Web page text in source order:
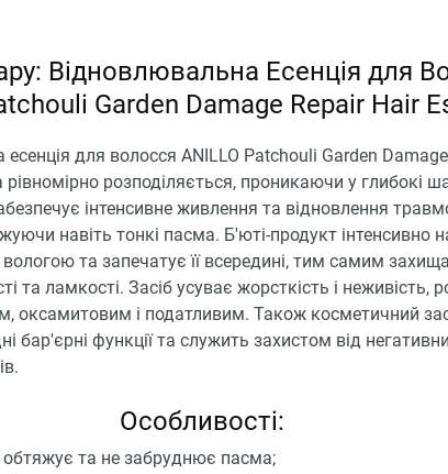
Відновлювальна Есенція для
Garden Damage Repair Hair
для волосся ANILLO Patchouli Garden
рівномірно розподіляється, проникаючи у глибокі
інтенсивне живлення та відновлення
навіть тонкі пасма. Б'юті-продукт інтенсивно
та запечатує її всередині, тим самим
та ламкості. Засіб усуває жорсткість і неживість,
оксамитовим і податливим. Також косметичний
бар'єрні функції та служить захистом від
Особливості:
обтяжує та не забруднює пасма;